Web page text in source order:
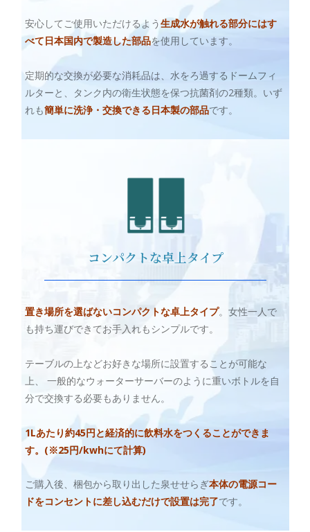
安心してご使用いただけるよう生成水が触れる部分にはす
べて日本国内で製造した部品を使用しています。
定期的な交換が必要な消耗品は、水をろ過するドームフィ
ルターと、タンク内の衛生状態を保つ抗菌剤の2種類。いず
れも簡単に洗浄・交換できる日本製の部品です。
コンパクトな卓上タイプ
置き場所を選ばないコンパクトな卓上タイプ。女性一人で
も持ち運びできてお手入れもシンプルです。
テーブルの上などお好きな場所に設置することが可能な
上、 一般的なウォーターサーバーのように重いボトルを自
分で交換する必要もありません。
1Lあたり約45円と経済的に飲料水をつくることができま
す。(※25円/kwhにて計算)
ご購入後、梱包から取り出した泉せせらぎ本体の電源コー
ドをコンセントに差し込むだけで設置は完了です。